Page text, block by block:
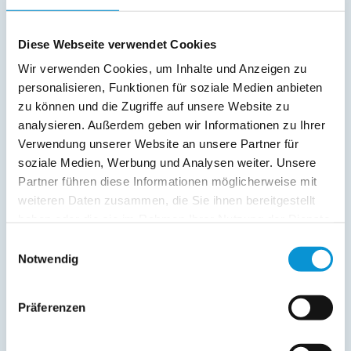
Diese Webseite verwendet Cookies
Wir verwenden Cookies, um Inhalte und Anzeigen zu
personalisieren, Funktionen für soziale Medien anbieten
zu können und die Zugriffe auf unsere Website zu
analysieren. Außerdem geben wir Informationen zu Ihrer
Verwendung unserer Website an unsere Partner für
soziale Medien, Werbung und Analysen weiter. Unsere
Partner führen diese Informationen möglicherweise mit
weiteren Daten zusammen, die Sie ihnen bereitgestellt
Notwendig
Präferenzen
Beschreibung
Kurzbeschreibung: Herzlich willkommen in der Fewo Gelb
am Schönberger Strand mit Eladestation Sie werden von
einer gemütlichen, komfortablen mit 3 Sternen vom DTV
wiederholt ausgezeichneten FeWo erwartet. In nur wenigen
Metern erwartet Sie ein kilometer langer Sandstrand.
Lagebeschreibung: Schönberg liegt ca. 20 km nordöstlich
von Kiel entfernt im Kreis Plön. Die offiziellen Ortsteile des
zur Landeshauptstadt Kiel, mit der Bundesautobahn A 7,
Einkaufsmöglichkeiten, 16 Bolz- und Spielplätze sowie
Wanderwegnetz, machen Schönberg zu einer interessanten
Wohngemeinde. Erholung Abenteuer und Entspannung wird